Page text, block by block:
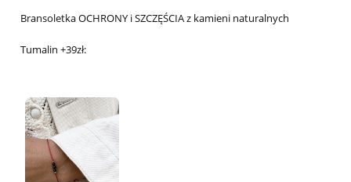
Bransoletka OCHRONY i SZCZĘŚCIA z kamieni naturalnych
Tumalin +39zł: